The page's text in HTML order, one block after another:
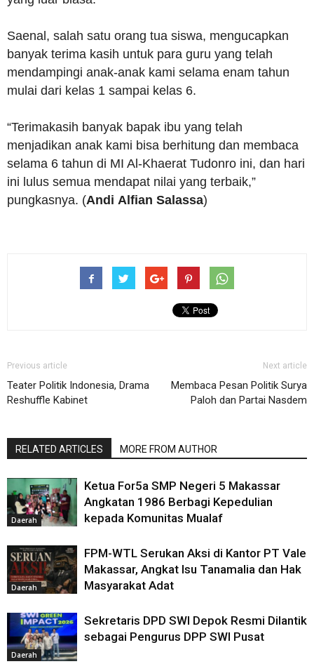
Saenal, salah satu orang tua siswa, mengucapkan
banyak terima kasih untuk para guru yang telah
mendampingi anak-anak kami selama enam tahun
mulai dari kelas 1 sampai kelas 6.
“Terimakasih banyak bapak ibu yang telah
menjadikan anak kami bisa berhitung dan membaca
selama 6 tahun di MI Al-Khaerat Tudonro ini, dan hari
ini lulus semua mendapat nilai yang terbaik,”
pungkasnya. (Andi Alfian Salassa)
Previous article
Teater Politik Indonesia, Drama
Reshuffle Kabinet
Next article
Membaca Pesan Politik Surya
Paloh dan Partai Nasdem
RELATED ARTICLES MORE FROM AUTHOR
Daerah
Ketua For5a SMP Negeri 5 Makassar
Angkatan 1986 Berbagi Kepedulian
kepada Komunitas Mualaf
Daerah
FPM-WTL Serukan Aksi di Kantor PT Vale
Makassar, Angkat Isu Tanamalia dan Hak
Masyarakat Adat
Daerah
Sekretaris DPD SWI Depok Resmi Dilantik
sebagai Pengurus DPP SWI Pusat